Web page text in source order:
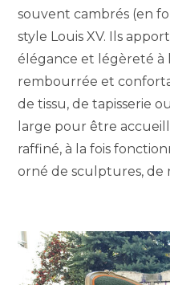
souvent cambrés (en
style Louis XV. Ils
élégance et légèreté à
rembourrée et
de tissu, de tapisserie
large pour être
raffiné, à la fois
orné de sculptures, de